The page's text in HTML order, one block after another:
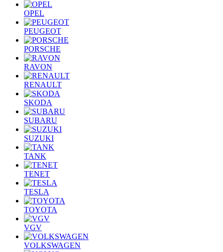
OPEL
PEUGEOT
PORSCHE
RAVON
RENAULT
SKODA
SUBARU
SUZUKI
TANK
TENET
TESLA
TOYOTA
VGV
VOLKSWAGEN